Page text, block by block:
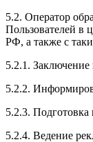
5.2. Оператор
Пользователей в
РФ, а также с
5.2.1.
5.2.2.
5.2.3.
5.2.4. Ведение